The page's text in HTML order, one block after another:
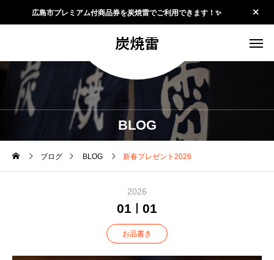
広島市プレミアム付商品券を炭焼雷でご利用できます！✨
炭焼雷
BLOG
ブログ BLOG 新春プレゼント2026
2026
01 01
お品書き